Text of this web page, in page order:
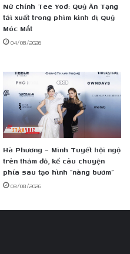
Nữ chính Tee Yod: Quỷ Ăn Tạng
tái xuất trong phim kinh dị Quỷ
Móc Mắt
04/08/2026
Hà Phương – Minh Tuyết hội ngộ
trên thảm đỏ, kể câu chuyện
phía sau tạo hình “nàng bướm”
03/08/2026